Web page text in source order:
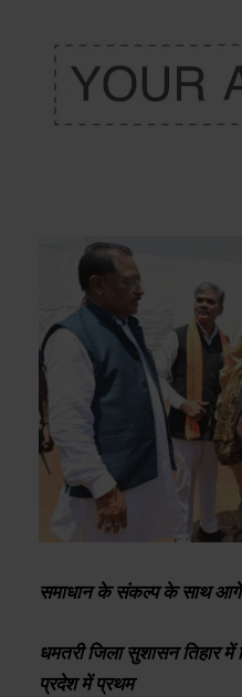
समाधान के संकल्प के साथ आगे
धमतरी जिला सुशासन तिहार
प्रदेश में प्रथम